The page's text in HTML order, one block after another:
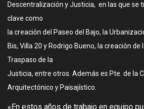
Descentralización y Justicia, en las que se
clave como
la creación del Paseo del Bajo, la
Bis, Villa 20 y Rodrigo Bueno, la creación de
Traspaso de la
Justicia, entre otros. Además es Pte. de la
Arquitectónico y Paisajístico.
«En estos años de trabajo en equipo